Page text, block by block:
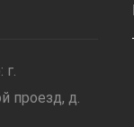
г.
проезд, д.